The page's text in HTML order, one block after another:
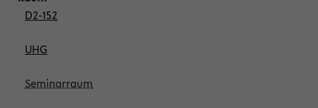
D2-152
UHG
Seminarraum